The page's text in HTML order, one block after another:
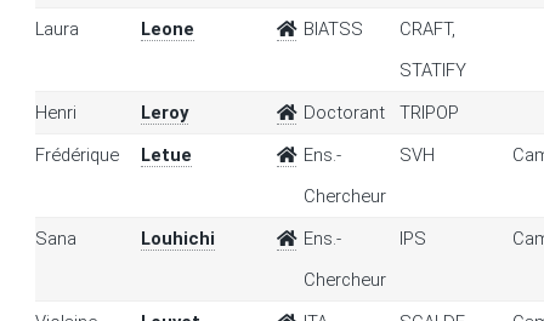
Laura Leone BIATSS
CRAFT,
STATIFY
Henri
Leroy Doctorant
TRIPOP
Frédérique
Letue
Ens.-
Chercheur
SVH
Sana Louhichi
Ens.-
Chercheur
IPS